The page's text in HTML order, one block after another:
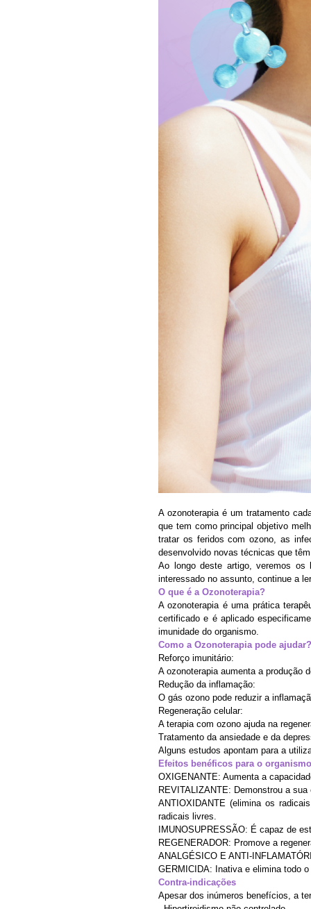
A ozonoterapia é um tratamento
que tem como principal objetivo
tratar os feridos com ozono, as
desenvolvido novas técnicas que
Ao longo deste artigo, veremos os
interessado no assunto, continue a
O que é a Ozonoterapia?
A ozonoterapia é uma prática
certificado e é aplicado
imunidade do organismo.
Como a Ozonoterapia pode ajudar?
Reforço imunitário:
A ozonoterapia aumenta a produção
Redução da inflamação:
O gás ozono pode reduzir a
Regeneração celular:
A terapia com ozono ajuda na
Tratamento da ansiedade e da
Alguns estudos apontam para a
Efeitos benéficos para o organismo
OXIGENANTE: Aumenta a
REVITALIZANTE: Demonstrou a
ANTIOXIDANTE (elimina os
radicais livres.
IMUNOSUPRESSÃO: É capaz de
REGENERADOR: Promove a
ANALGÉSICO E ANTI-
GERMICIDA: Inativa e elimina todo
Contra-indicações
Apesar dos inúmeros benefícios, a